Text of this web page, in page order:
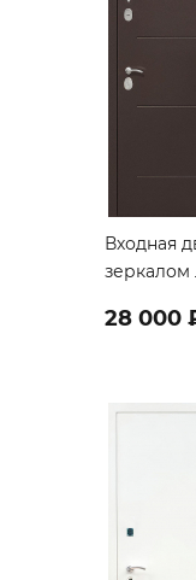
Входная
зеркалом
28 000